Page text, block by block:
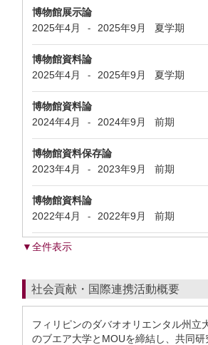
博物館展示論
2025年4月
- 2025年9月 夏学期
博物館資料論
2025年4月
- 2025年9月 夏学期
博物館資料論
2024年4月
- 2024年9月 前期
博物館資料保存論
2023年4月
- 2023年9月 前期
博物館資料論
2022年4月
- 2022年9月 前期
▼全件表示
社会貢献・国際連携活動概要
フィリピンのダバオオリエンタル州立
のブエア大学とMOUを締結し、共同研